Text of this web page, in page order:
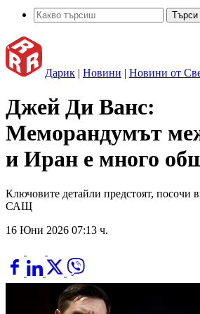
Дарик | Новини | Новини от
Джей Ди Ванс:
Меморандумът
и Иран е много
Ключовите детайли предстоят, посочи
САЩ
16 Юни 2026 07:13 ч.